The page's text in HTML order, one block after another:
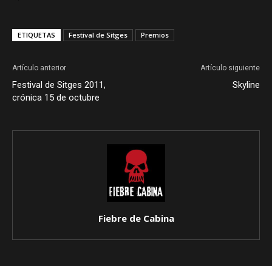
ETIQUETAS Festival de Sitges Premios
Artículo anterior
Festival de Sitges 2011,
crónica 15 de octubre
Artículo siguiente
Skyline
Fiebre de Cabina